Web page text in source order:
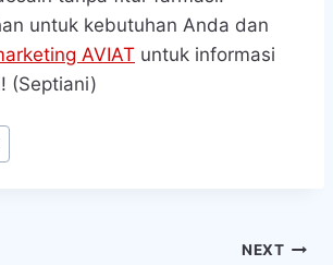
untuk kebutuhan Anda dan
AVIAT untuk informasi
(Septiani)
NEXT